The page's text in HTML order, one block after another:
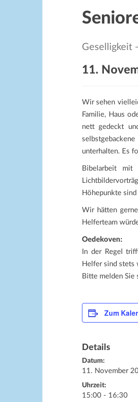
Geselligkeit
11.
Wir sehen
Familie, Haus
nett gedeckt
unterhalten. Es
Bibelarbeit mit
Höhepunkte
Wir hätten
Helferteam
Oedekoven:
In der Regel
Helfer sind stets
Bitte melden Sie
Zum
Details
Datum:
11. November
Uhrzeit:
15:00 - 16:30